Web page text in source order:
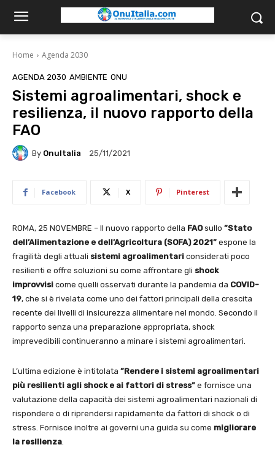
Home Agenda 2030
AGENDA 2030 AMBIENTE ONU
Sistemi agroalimentari, shock e
resilienza, il nuovo rapporto della
FAO
By OnuItalia 25/11/2021
Facebook X Pinterest
ROMA, 25 NOVEMBRE – Il nuovo rapporto della FAOsullo ”Stato
dell’Alimentazione e dell’Agricoltura (SOFA) 2021” espone la
fragilità degli attuali sistemi agroalimentari considerati poco
resilienti e offre soluzioni su come affrontare gli shock
improvvisi come quelli osservati durante la pandemia da COVID-
19, che si è rivelata come uno dei fattori principali della crescita
recente dei livelli di insicurezza alimentare nel mondo. Secondo il
rapporto senza una preparazione appropriata, shock
imprevedibili continueranno a minare i sistemi agroalimentari.
L’ultima edizione è intitolata ”Rendere i sistemi agroalimentari
più resilienti agli shock e ai fattori di stress” e fornisce una
valutazione della capacità dei sistemi agroalimentari nazionali di
rispondere o di riprendersi rapidamente da fattori di shock o di
stress. Fornisce inoltre ai governi una guida su come migliorare
la resilienza.